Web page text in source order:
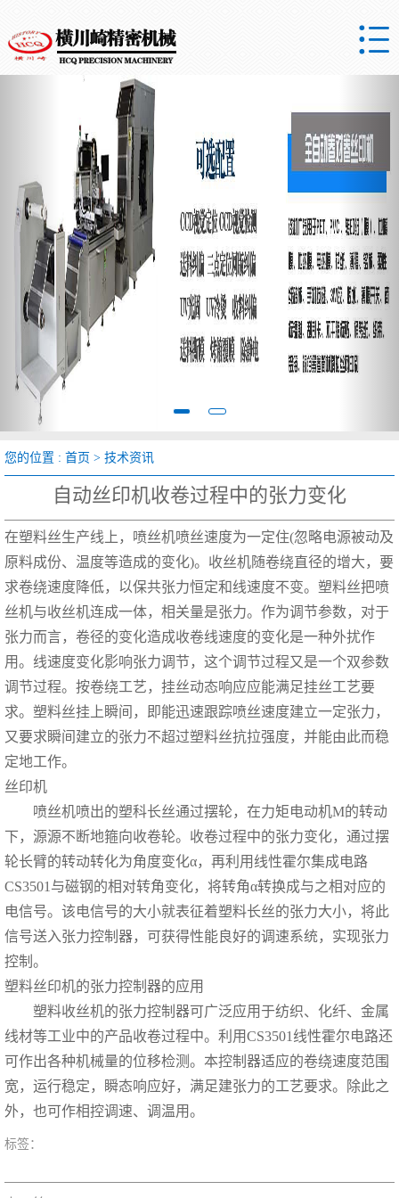

您的位置 : 首页 > 技术资讯
自动丝印机收卷过程中的张力变化
在塑料丝生产线上，喷丝机喷丝速度为一定住(忽略电源被动及
原料成份、温度等造成的变化)。收丝机随卷绕直径的增大，要
求卷绕速度降低，以保共张力恒定和线速度不变。塑料丝把喷
丝机与收丝机连成一体，相关量是张力。作为调节参数，对于
张力而言，卷径的变化造成收卷线速度的变化是一种外扰作
用。线速度变化影响张力调节，这个调节过程又是一个双参数
调节过程。按卷绕工艺，挂丝动态响应应能满足挂丝工艺要
求。塑料丝挂上瞬间，即能迅速跟踪喷丝速度建立一定张力，
又要求瞬间建立的张力不超过塑料丝抗拉强度，并能由此而稳
定地工作。
丝印机
喷丝机喷出的塑科长丝通过摆轮，在力矩电动机M的转动
下，源源不断地箍向收卷轮。收卷过程中的张力变化，通过摆
轮长臂的转动转化为角度变化α，再利用线性霍尔集成电路
CS3501与磁钢的相对转角变化，将转角α转换成与之相对应的
电信号。该电信号的大小就表征着塑料长丝的张力大小，将此
信号送入张力控制器，可获得性能良好的调速系统，实现张力
控制。
塑料丝印机的张力控制器的应用
塑料收丝机的张力控制器可广泛应用于纺织、化纤、金属
线材等工业中的产品收卷过程中。利用CS3501线性霍尔电路还
可作出各种机械量的位移检测。本控制器适应的卷绕速度范围
宽，运行稳定，瞬态响应好，满足建张力的工艺要求。除此之
外，也可作相控调速、调温用。
标签：